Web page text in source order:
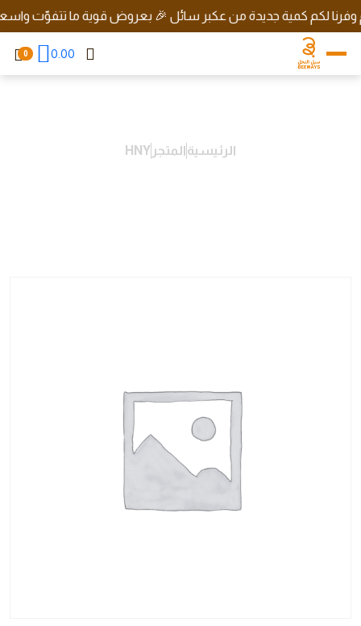
لكم كمية جديدة من عكبر سائل 🎉 بعروض قوية ما تتفوّت واسعار
0.00
0
الرئيسيةالمتجرHNY